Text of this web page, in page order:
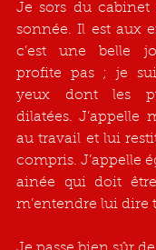
Je sors du cabinet
sonnée. Il est aux
c’est une belle
profite pas ; je
yeux dont les
dilatées. J’appelle
au travail et lui
compris. J’appelle
ainée qui doit
m’entendre lui dire